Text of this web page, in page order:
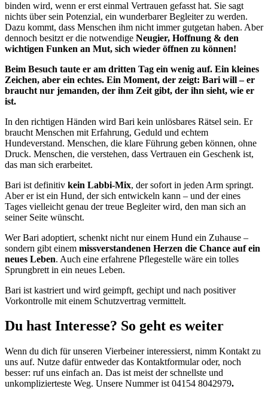
binden wird, wenn er erst einmal Vertrauen gefasst hat. Sie sagt
nichts über sein Potenzial, ein wunderbarer Begleiter zu werden.
Dazu kommt, dass Menschen ihm nicht immer gutgetan haben. Aber
dennoch besitzt er die notwendige Neugier, Hoffnung & den
wichtigen Funken an Mut, sich wieder öffnen zu können!
Beim Besuch taute er am dritten Tag ein wenig auf. Ein kleines
Zeichen, aber ein echtes. Ein Moment, der zeigt: Bari will – er
braucht nur jemanden, der ihm Zeit gibt, der ihn sieht, wie er
ist.
In den richtigen Händen wird Bari kein unlösbares Rätsel sein. Er
braucht Menschen mit Erfahrung, Geduld und echtem
Hundeverstand. Menschen, die klare Führung geben können, ohne
Druck. Menschen, die verstehen, dass Vertrauen ein Geschenk ist,
das man sich erarbeitet.
Bari ist definitiv kein Labbi-Mix, der sofort in jeden Arm springt.
Aber er ist ein Hund, der sich entwickeln kann – und der eines
Tages vielleicht genau der treue Begleiter wird, den man sich an
seiner Seite wünscht.
Wer Bari adoptiert, schenkt nicht nur einem Hund ein Zuhause –
sondern gibt einem missverstandenen Herzen die Chance auf ein
neues Leben. Auch eine erfahrene Pflegestelle wäre ein tolles
Sprungbrett in ein neues Leben.
Bari ist kastriert und wird geimpft, gechipt und nach positiver
Vorkontrolle mit einem Schutzvertrag vermittelt.
Du hast Interesse? So geht es weiter
Wenn du dich für unseren Vierbeiner interessierst, nimm Kontakt zu
uns auf. Nutze dafür entweder das Kontaktformular oder, noch
besser: ruf uns einfach an. Das ist meist der schnellste und
unkomplizierteste Weg. Unsere Nummer ist 04154 8042979.